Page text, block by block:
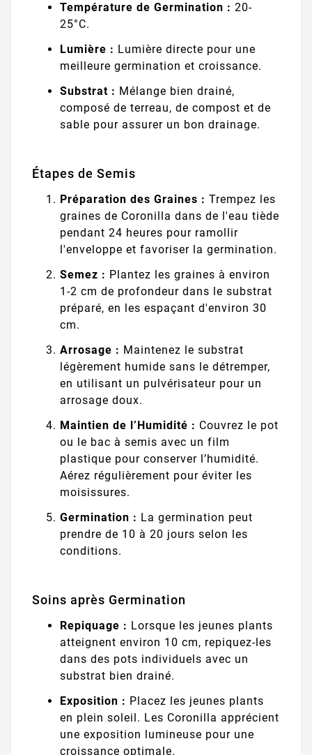
Température de Germination : 20-
25°C.
Lumière : Lumière directe pour une
meilleure germination et croissance.
Substrat : Mélange bien drainé,
composé de terreau, de compost et de
sable pour assurer un bon drainage.
Étapes de Semis
Préparation des Graines : Trempez les
graines de Coronilla dans de l'eau tiède
pendant 24 heures pour ramollir
l'enveloppe et favoriser la germination.
Semez : Plantez les graines à environ
1-2 cm de profondeur dans le substrat
préparé, en les espaçant d'environ 30
cm.
Arrosage : Maintenez le substrat
légèrement humide sans le détremper,
en utilisant un pulvérisateur pour un
arrosage doux.
Maintien de l’Humidité : Couvrez le pot
ou le bac à semis avec un film
plastique pour conserver l’humidité.
Aérez régulièrement pour éviter les
moisissures.
Germination : La germination peut
prendre de 10 à 20 jours selon les
conditions.
Soins après Germination
Repiquage : Lorsque les jeunes plants
atteignent environ 10 cm, repiquez-les
dans des pots individuels avec un
substrat bien drainé.
Exposition : Placez les jeunes plants
en plein soleil. Les Coronilla apprécient
une exposition lumineuse pour une
croissance optimale.